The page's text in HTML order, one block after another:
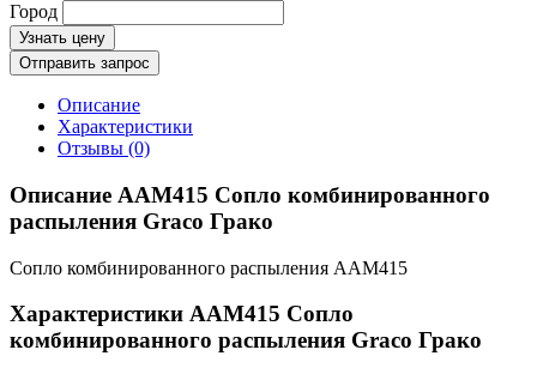
Город
Узнать цену
Отправить запрос
Описание
Характеристики
Отзывы (0)
Описание AAM415 Сопло комбинированного
распыления Graco Грако
Сопло комбинированного распыления AAM415
Характеристики AAM415 Сопло
комбинированного распыления Graco Грако